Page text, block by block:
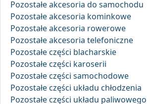
Pozostałe akcesoria do samochodu
Pozostałe akcesoria kominkowe
Pozostałe akcesoria rowerowe
Pozostałe akcesoria telefoniczne
Pozostałe części blacharskie
Pozostałe części karoserii
Pozostałe części samochodowe
Pozostałe części układu chłodzenia
Pozostałe części układu paliwowego